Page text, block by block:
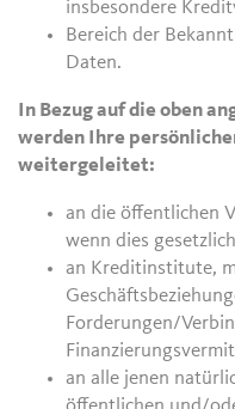
insbesondere
Bereich der
Daten.
In Bezug auf die oben
werden Ihre
weitergeleitet:
an die öffentlichen
wenn dies
an Kreditinstitute,
Forderungen/
an alle jenen